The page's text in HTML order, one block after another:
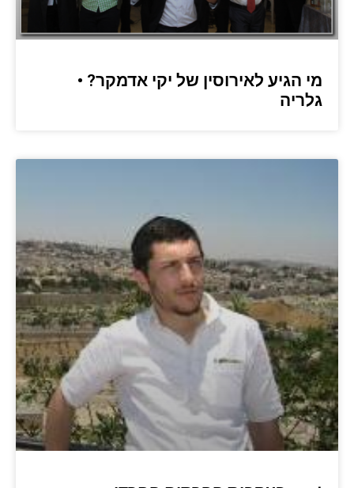
מי הגיע לאירוסין של יקי אדמקר? •
גלריה